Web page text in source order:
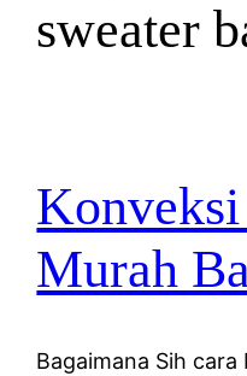
sweater
Murah
Bagaimana Sih